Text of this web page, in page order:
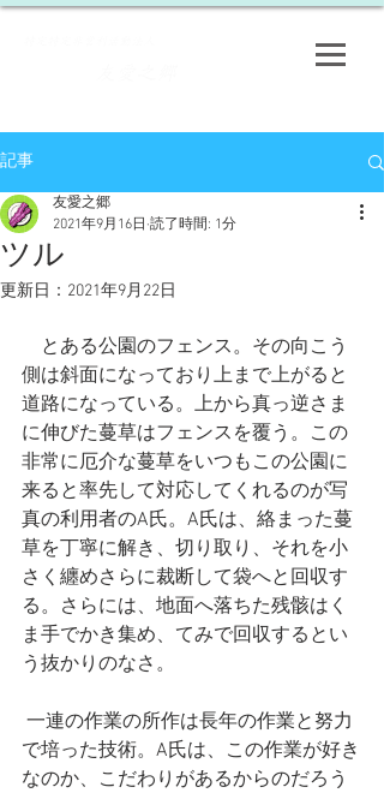
記事
ツル
友愛之郷
2021年9月16日 読了時間: 1分
更新日： 2021年9月22日
とある公園のフェンス。その向こう
側は斜面になっており上まで上がると
道路になっている。上から真っ逆さま
に伸びた蔓草はフェンスを覆う。この
非常に厄介な蔓草をいつもこの公園に
来ると率先して対応してくれるのが写
真の利用者のA氏。A氏は、絡まった蔓
草を丁寧に解き、切り取り、それを小
さく纏めさらに裁断して袋へと回収す
る。さらには、地面へ落ちた残骸はく
ま手でかき集め、てみで回収するとい
う抜かりのなさ。
で培った技術。A氏は、この作業が好き
なのか、こだわりがあるからのだろう